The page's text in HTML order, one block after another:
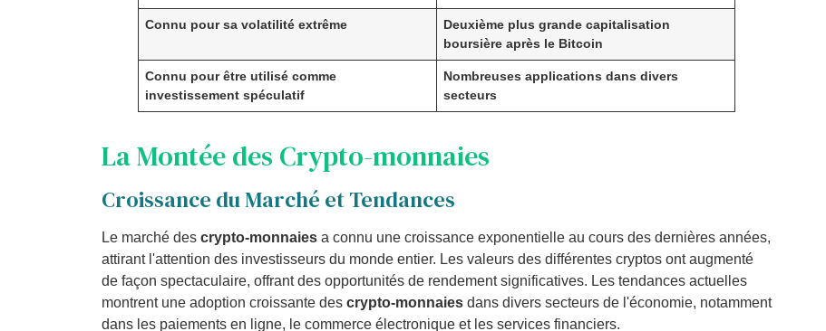
Connu pour sa volatilité extrême
Deuxième plus grande capitalisation
boursière après le Bitcoin
Connu pour être utilisé comme
investissement spéculatif
Nombreuses applications dans divers
secteurs
La Montée des Crypto-monnaies
Croissance du Marché et Tendances
Le marché des crypto-monnaies a connu une croissance exponentielle au cours des dernières années,
attirant l'attention des investisseurs du monde entier. Les valeurs des différentes cryptos ont augmenté
de façon spectaculaire, offrant des opportunités de rendement significatives. Les tendances actuelles
montrent une adoption croissante des crypto-monnaies dans divers secteurs de l'économie, notamment
dans les paiements en ligne, le commerce électronique et les services financiers.